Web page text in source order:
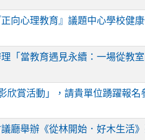
向心理教育』議題中心學校健
「當教育遇見永續：一場從教
欣賞活動」，請貴單位踴躍報名
廳舉辦《從林開始．好木生活